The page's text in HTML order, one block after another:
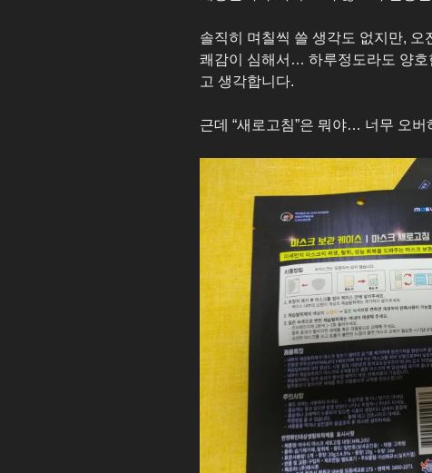
솔직히 며칠씩 쓸 생각도 없지만,
쾌감이 심해서… 하루정도라도 양
고 생각합니다.
근데 “새로고침”은 뭐야… 너무 오